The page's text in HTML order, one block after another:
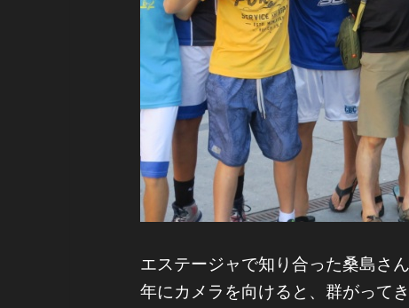
エステージャで知り合った桑島さ
年にカメラを向けると、群がって